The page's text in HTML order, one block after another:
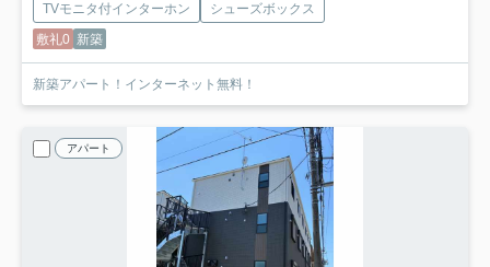
TVモニタ付インターホン
シューズボックス
敷礼0 新築
新築アパート！インターネット無料！
アパート